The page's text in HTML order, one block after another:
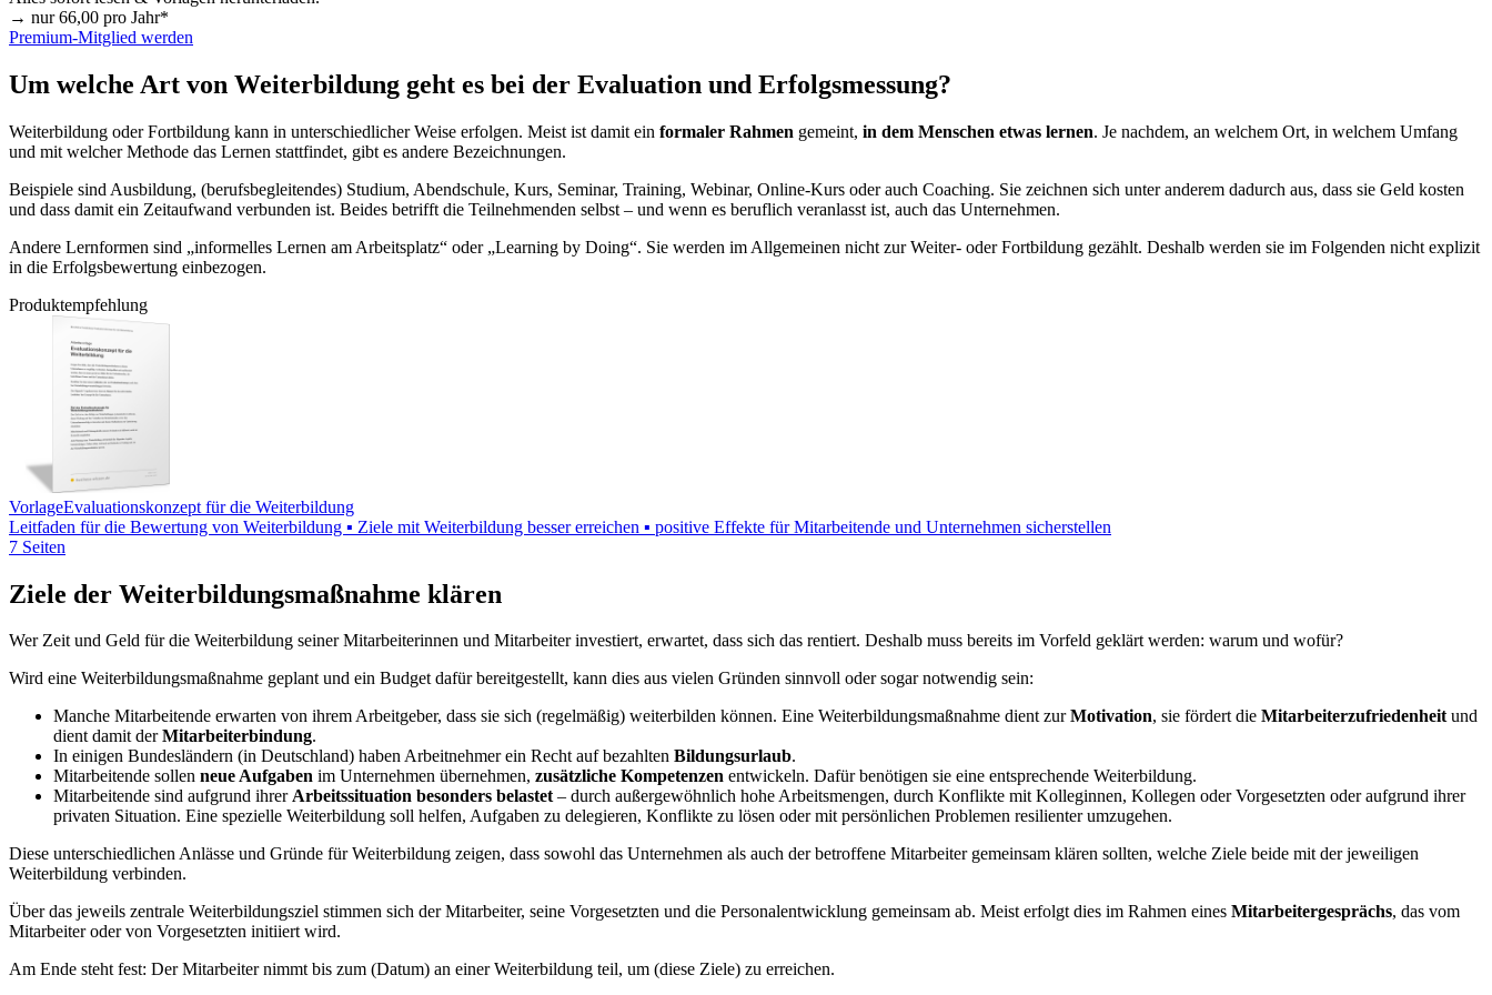
→ nur66,00 pro Jahr*
Premium-Mitglied werden
Um welche Art von Weiterbildung geht es bei der Evaluation und Erfolgsmessung?
Weiterbildung oder Fortbildung kann in unterschiedlicher Weise erfolgen. Meist ist damit ein formaler Rahmen gemeint, in dem Menschen etwas lernen. Je nachdem, an welchem Ort, in welchem Umfang
und mit welcher Methode das Lernen stattfindet, gibt es andere Bezeichnungen.
Beispiele sind Ausbildung, (berufsbegleitendes) Studium, Abendschule, Kurs, Seminar, Training, Webinar, Online-Kurs oder auch Coaching. Sie zeichnen sich unter anderem dadurch aus, dass sie Geld kosten
und dass damit ein Zeitaufwand verbunden ist. Beides betrifft die Teilnehmenden selbst – und wenn es beruflich veranlasst ist, auch das Unternehmen.
Andere Lernformen sind „informelles Lernen am Arbeitsplatz“ oder „Learning by Doing“. Sie werden im Allgemeinen nicht zur Weiter- oder Fortbildung gezählt. Deshalb werden sie im Folgenden nicht explizit
in die Erfolgsbewertung einbezogen.
Produktempfehlung
VorlageEvaluationskonzept für die Weiterbildung
Leitfaden für die Bewertung von Weiterbildung ▪ Ziele mit Weiterbildung besser erreichen ▪ positive Effekte für Mitarbeitende und Unternehmen sicherstellen
7 Seiten
Ziele der Weiterbildungsmaßnahme klären
Wer Zeit und Geld für die Weiterbildung seiner Mitarbeiterinnen und Mitarbeiter investiert, erwartet, dass sich das rentiert. Deshalb muss bereits im Vorfeld geklärt werden: warum und wofür?
Wird eine Weiterbildungsmaßnahme geplant und ein Budget dafür bereitgestellt, kann dies aus vielen Gründen sinnvoll oder sogar notwendig sein:
Manche Mitarbeitende erwarten von ihrem Arbeitgeber, dass sie sich (regelmäßig) weiterbilden können. Eine Weiterbildungsmaßnahme dient zurMotivation, sie fördert die Mitarbeiterzufriedenheitund
dient damit derMitarbeiterbindung.
In einigen Bundesländern (in Deutschland) haben Arbeitnehmer ein Recht auf bezahlten Bildungsurlaub.
Mitarbeitende sollen neue Aufgaben im Unternehmen übernehmen, zusätzliche Kompetenzen entwickeln. Dafür benötigen sie eine entsprechende Weiterbildung.
Mitarbeitende sind aufgrund ihrerArbeitssituation besonders belastet– durch außergewöhnlich hohe Arbeitsmengen, durch Konflikte mit Kolleginnen, Kollegen oder Vorgesetzten oder aufgrund ihrer
privaten Situation. Eine spezielle Weiterbildung soll helfen, Aufgaben zu delegieren, Konflikte zu lösen oder mit persönlichen Problemen resilienter umzugehen.
Diese unterschiedlichen Anlässe und Gründe für Weiterbildung zeigen, dass sowohl das Unternehmen als auch der betroffene Mitarbeiter gemeinsam klären sollten, welche Ziele beide mit der jeweiligen
Weiterbildung verbinden.
Über das jeweils zentrale Weiterbildungsziel stimmen sich der Mitarbeiter, seine Vorgesetzten und die Personalentwicklung gemeinsam ab. Meist erfolgt dies im Rahmen eines Mitarbeitergesprächs, das vom
Mitarbeiter oder von Vorgesetzten initiiert wird.
Am Ende steht fest: Der Mitarbeiter nimmt bis zum (Datum) an einer Weiterbildung teil, um (diese Ziele) zu erreichen.